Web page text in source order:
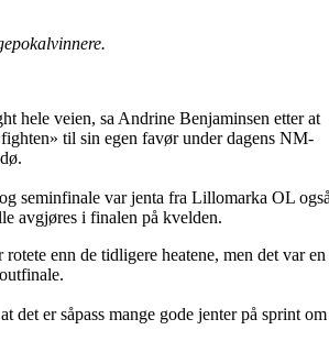
hele veien, sa Andrine Benjaminsen etter at
til sin egen favør under dagens NM-
seminfinale var jenta fra Lillomarka OL
avgjøres i finalen på kvelden.
enn de tidligere heatene, men det var en
det er såpass mange gode jenter på sprint om